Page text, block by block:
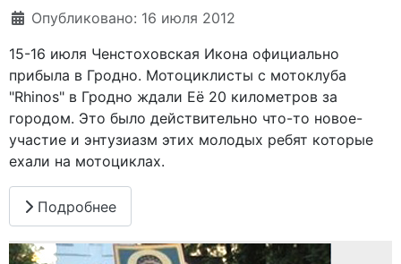
Опубликовано: 16 июля 2012
15-16 июля Ченстоховская Икона официально
прибыла в Гродно. Мотоциклисты с мотоклуба
"Rhinos" в Гродно ждали Её 20 километров за
городом. Это было действительно что-то новое-
участие и энтузиазм этих молодых ребят которые
ехали на мотоциклах.
Подробнее